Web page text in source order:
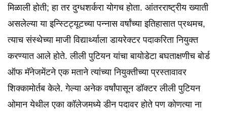
मिळाली होती; हा तर दुग्धशर्करा योगच होता. आंतरराष्ट्रीय ख्याती
असलेल्या या इन्स्टिट्यूटच्या पन्नास वर्षांच्या इतिहासात प्रथमच,
त्याच संस्थेच्या माजी विद्यार्थ्याला डायरेक्टर पदाकरिता नियुक्त
करण्यात आले होते. लीली पुटियन यांचा बायोडेटा बघताक्षणीच बोर्ड
ऑफ मॅनेजमेंटने एक मताने त्यांच्या नियुक्तीच्या प्रस्तावावर
शिक्कामोर्तब केले. गेल्या अनेक वर्षांपासून डॉक्टर लीली पुटियन
ओमान येथील एका कॉलेजमध्ये डीन पदावर होते पण कोणत्या ना